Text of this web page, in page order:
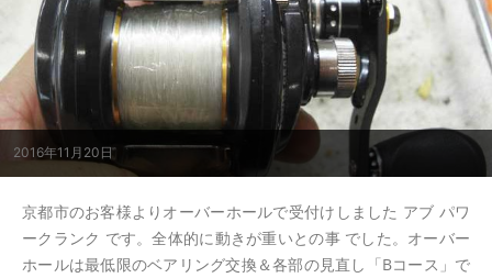
2016年11月20日
京都市のお客様よりオーバーホールで受付けしました アブ パワ
ークランク です。全体的に動きが重いとの事 でした。オーバー
ホールは最低限のベアリング交換＆各部の見直し「Bコース」で